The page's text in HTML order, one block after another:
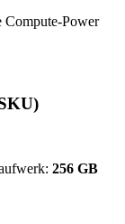
Compute-Power
256 GB